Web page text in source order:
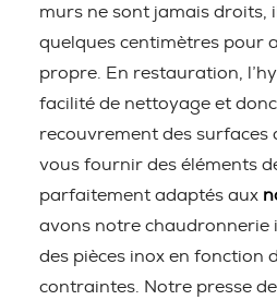
murs ne sont jamais droits,
quelques centimètres pour
propre. En restauration,
facilité de nettoyage et
recouvrement des surfaces
vous fournir des éléments
parfaitement adaptés aux
avons notre chaudronnerie
des pièces inox en fonction
contraintes. Notre presse